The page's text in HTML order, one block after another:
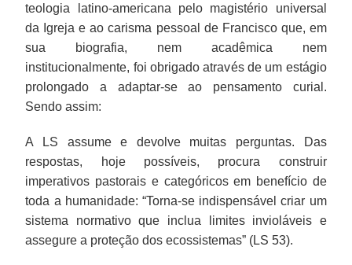
teologia latino-americana pelo magistério universal
da Igreja e ao carisma pessoal de Francisco que, em
sua biografia, nem acadêmica nem
institucionalmente, foi obrigado através de um estágio
prolongado a adaptar-se ao pensamento curial.
Sendo assim:
A LS assume e devolve muitas perguntas. Das
respostas, hoje possíveis, procura construir
imperativos pastorais e categóricos em benefício de
toda a humanidade: “Torna-se indispensável criar um
sistema normativo que inclua limites invioláveis e
assegure a proteção dos ecossistemas” (LS 53).